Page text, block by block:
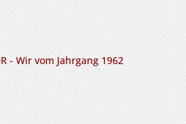
- Wir vom Jahrgang 1962